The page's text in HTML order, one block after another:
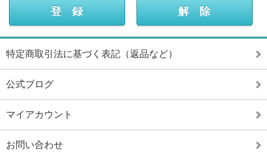
特定商取引法に基づく表記（返品など）
公式ブログ
マイアカウント
お問い合わせ